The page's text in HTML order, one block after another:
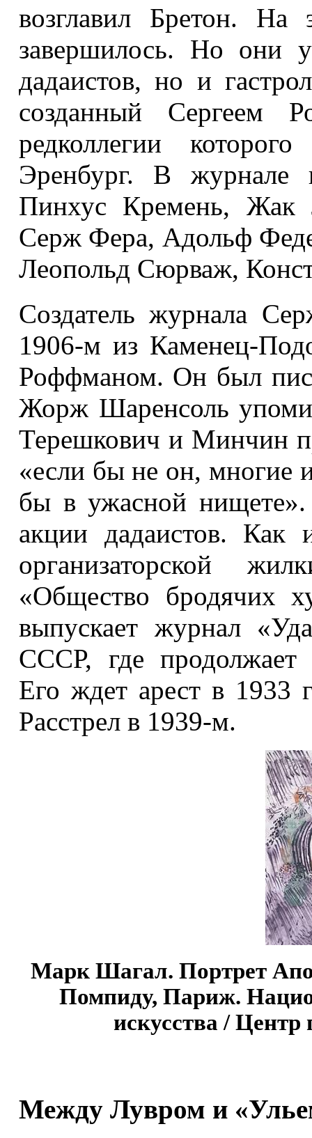
возглавил Бретон. На
завершилось. Но они
дадаистов, но и
созданный Сергеем
редколлегии
Эренбург. В журнале
Пинхус Кремень,
Серж Фера, Адольф
Леопольд Сюрваж,
Создатель журнала
1906-м из Каменец-
Роффманом. Он был
Жорж Шаренсоль
Терешкович и Минчин
«если бы не он, многие
бы в ужасной нищете».
акции дадаистов.
организаторской
«Общество бродячих
выпускает журнал
СССР, где продолжает
Его ждет арест в 1933
Расстрел в 1939-м.
Марк Шагал. Портрет
Помпиду, Париж.
искусства /
Между Лувром и